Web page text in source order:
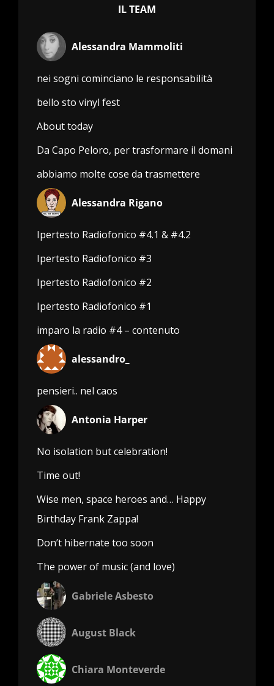
IL TEAM
Alessandra Mammoliti
nei sogni cominciano le responsabilità
bello sto vinyl fest
About today
Da Capo Peloro, per trasformare il domani
abbiamo molte cose da trasmettere
Alessandra Rigano
Ipertesto Radiofonico #4.1 & #4.2
Ipertesto Radiofonico #3
Ipertesto Radiofonico #2
Ipertesto Radiofonico #1
imparo la radio #4 – contenuto
alessandro_
pensieri.. nel caos
Antonia Harper
No isolation but celebration!
Time out!
Wise men, space heroes and… Happy
Birthday Frank Zappa!
Don’t hibernate too soon
The power of music (and love)
Gabriele Asbesto
August Black
Chiara Monteverde